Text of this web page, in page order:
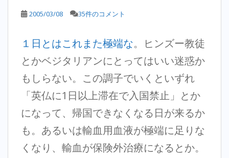
2005/03/08 35件のコメント
１日とはこれまた極端な。ヒンズー教徒
とかベジタリアンにとってはいい迷惑か
もしらない。この調子でいくといずれ
「英仏に1日以上滞在で入国禁止」とか
になって、帰国できなくなる日が来るか
も。あるいは輸血用血液が極端に足りな
くなり、輸血が保険外治療になるとか。